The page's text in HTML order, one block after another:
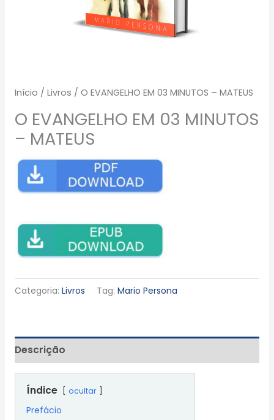
Início / Livros / O EVANGELHO EM 03 MINUTOS – MATEUS
O EVANGELHO EM 03 MINUTOS
– MATEUS
Categoria: Livros Tag: Mario Persona
Descrição
Índice ocultar
Prefácio